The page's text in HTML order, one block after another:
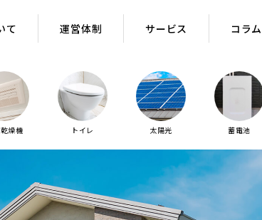
て 運営体制 サービス コラム
燥機 トイレ 太陽光 蓄電池